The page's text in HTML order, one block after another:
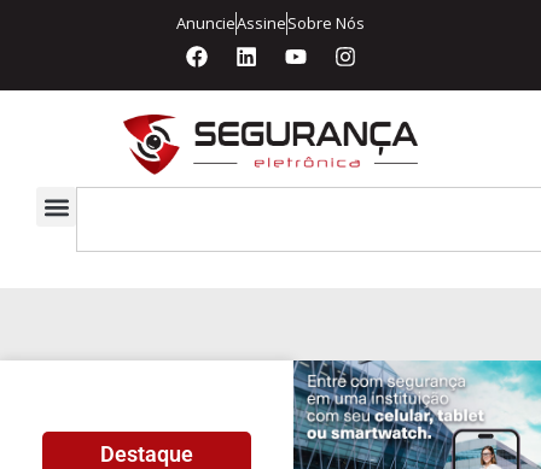
AnuncieAssineSobre Nós
Destaque